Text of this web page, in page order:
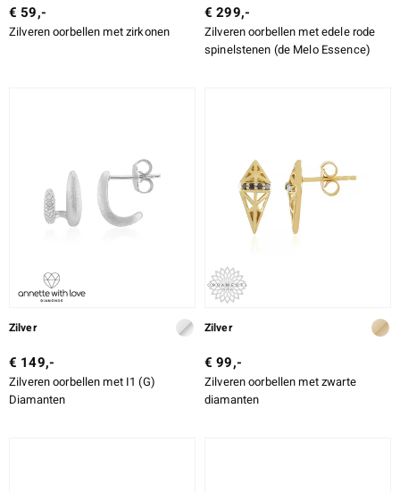
€ 59,-
Zilveren oorbellen met zirkonen
€ 299,-
Zilveren oorbellen met edele rode
spinelstenen (de Melo Essence)
Zilver
€ 149,-
Zilveren oorbellen met I1 (G)
Diamanten
Zilver
€ 99,-
Zilveren oorbellen met zwarte
diamanten